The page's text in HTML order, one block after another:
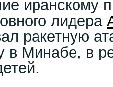
иранскому
лидера
ракетную
Минабе, в